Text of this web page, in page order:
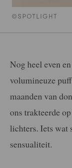
©SPOTLIGHT
Nog heel even
volumineuze
maanden van
ons trakteerde
lichters. Iets wat
sensualiteit.